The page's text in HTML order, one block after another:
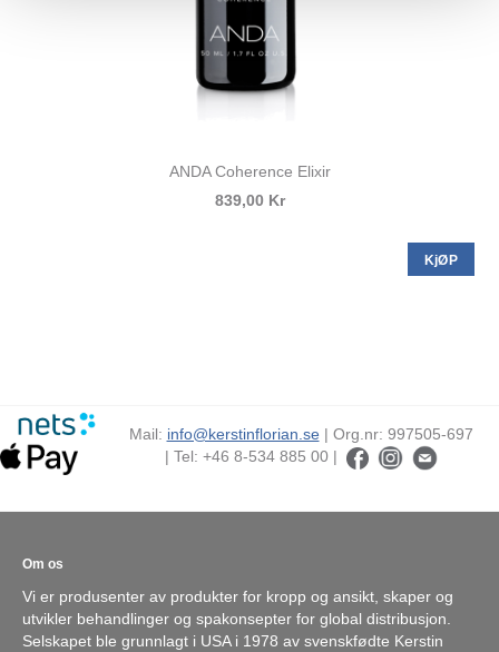
ANDA Coherence Elixir
839,00 Kr
KjØP
Mail: info@kerstinflorian.se| Org.nr: 997505-697
| Tel: +46 8-534 885 00 |
Om os
Vi er produsenter av produkter for kropp og ansikt, skaper og
utvikler behandlinger og spakonsepter for global distribusjon.
Selskapet ble grunnlagt i USA i 1978 av svenskfødte Kerstin